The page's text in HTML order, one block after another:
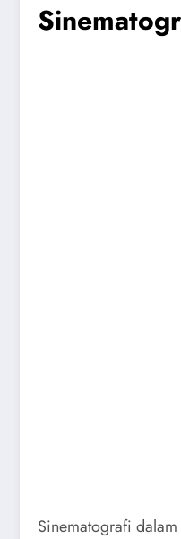
Sinematografi dalam